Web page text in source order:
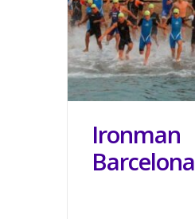
Ironman
Barcelona